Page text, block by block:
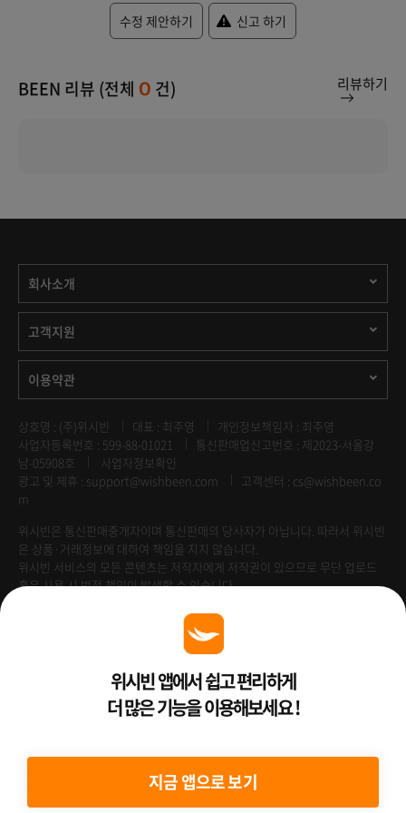
수정 제안하기 신고 하기
BEEN 리뷰 (전체 0 건) 리뷰하기
회사소개
고객지원
이용약관
상호명 : (주)위시빈 대표 : 최주영
개인정보책임자 : 최주영
사업자등록번호 : 599-88-01021
통신판매업신고번호 : 제2023-서울강
남-05908호
사업자정보확인
광고 및 제휴 : support@wishbeen.com
고객센터 : cs@wishbeen.co
m
위시빈은 통신판매중개자이며 통신판매의 당사자가 아닙니다. 따라서 위시빈
은 상품·거래정보에 대하여 책임을 지지 않습니다.
위시빈 서비스의 모든 콘텐츠는 저작자에게 저작권이 있으므로 무단 업로드
혹은 사용 시 법적 책임이 발생할 수 있습니다.
Venture Enterprise위시빈 앱에서 쉽고 편리하게
더 많은 기능을 이용해보세요 !
지금 앱으로 보기